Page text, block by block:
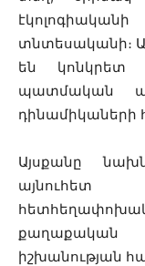
տնտեսականի։
են կոնկրետ
պատմական
դինամիկաների
Այսքանը
քաղաքական
իշխանության